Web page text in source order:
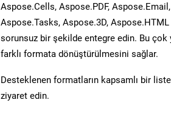
Aspose.Cells, Aspose.PDF,
Aspose.Tasks, Aspose.3D,
sorunsuz bir şekilde entegre edin. Bu çok
farklı formata dönüştürülmesini sağlar.
Desteklenen formatların kapsamlı bir
ziyaret edin.